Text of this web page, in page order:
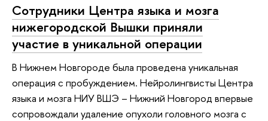
Сотрудники Центра языка и мозга
нижегородской Вышки приняли
участие в уникальной операции
В Нижнем Новгороде была проведена уникальная
операция с пробуждением. Нейролингвисты Центра
языка и мозга НИУ ВШЭ – Нижний Новгород впервые
сопровождали удаление опухоли головного мозга с